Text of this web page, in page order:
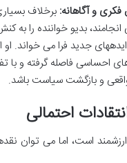
و آگاهانه: برخلاف
بدیو خواننده را به
جدید فرا می خواند.
احساسی فاصله گرفته و با
و بازگشت سیاست باشد.
احتمالی
است، اما می توان